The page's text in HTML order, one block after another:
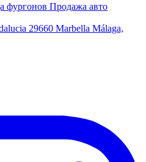
фургонов Продажа авто
29660 Marbella Málaga,